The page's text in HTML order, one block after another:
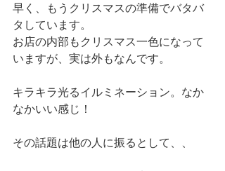
早く、もうクリスマスの準備でバタバ
タしています。
お店の内部もクリスマス一色になって
いますが、実は外もなんです。
キラキラ光るイルミネーション。なか
なかいい感じ！
その話題は他の人に振るとして、、